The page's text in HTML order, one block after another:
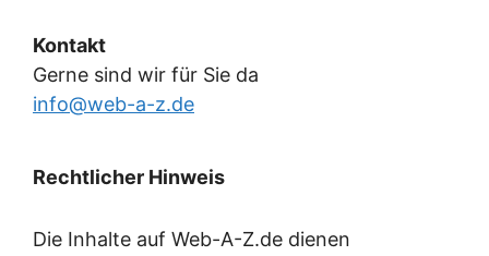
Kontakt
Gerne sind wir für Sie da
info@web-a-z.de
Rechtlicher Hinweis
Die Inhalte auf Web-A-Z.de dienen